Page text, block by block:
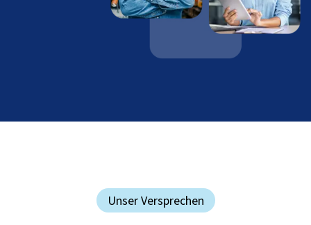
Unser Versprechen